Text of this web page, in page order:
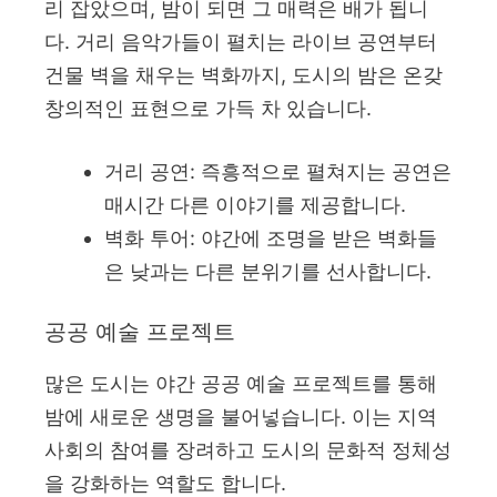
리 잡았으며, 밤이 되면 그 매력은 배가 됩니
다. 거리 음악가들이 펼치는 라이브 공연부터
건물 벽을 채우는 벽화까지, 도시의 밤은 온갖
창의적인 표현으로 가득 차 있습니다.
거리 공연: 즉흥적으로 펼쳐지는 공연은
매시간 다른 이야기를 제공합니다.
벽화 투어: 야간에 조명을 받은 벽화들
은 낮과는 다른 분위기를 선사합니다.
공공 예술 프로젝트
많은 도시는 야간 공공 예술 프로젝트를 통해
밤에 새로운 생명을 불어넣습니다. 이는 지역
사회의 참여를 장려하고 도시의 문화적 정체성
을 강화하는 역할도 합니다.